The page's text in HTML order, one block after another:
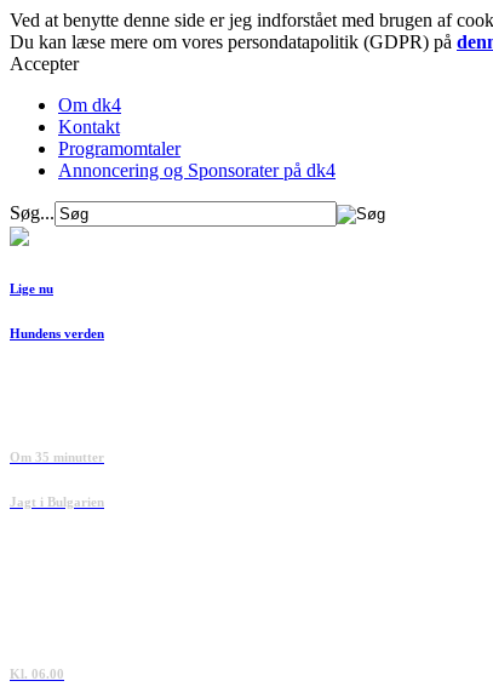
Ved at benytte denne side er jeg indforstået med brugen af
Du kan læse mere om vores persondatapolitik (GDPR) på
Accepter
Om dk4
Kontakt
Programomtaler
Annoncering og Sponsorater på dk4
Søg...
Lige nu
Hundens verden
Om 35 minutter
Jagt i Bulgarien
Kl. 06.00